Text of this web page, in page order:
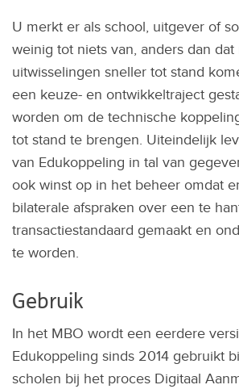
U merkt er als school, uitgever of
weinig tot niets van, anders dan
uitwisselingen sneller tot stand
een keuze- en ontwikkeltraject
worden om de technische
tot stand te brengen. Uiteindelijk
van Edukoppeling in tal van
ook winst op in het beheer omdat
bilaterale afspraken over een te
transactiestandaard gemaakt en
te worden.
Gebruik
In het MBO wordt een eerdere
Edukoppeling sinds 2014 gebruikt
scholen bij het proces Digitaal